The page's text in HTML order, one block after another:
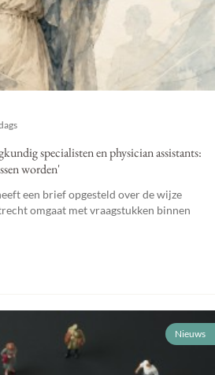
specialisten en physician assistants:
worden'
een brief opgesteld over de wijze
omgaat met vraagstukken binnen
Nieuws